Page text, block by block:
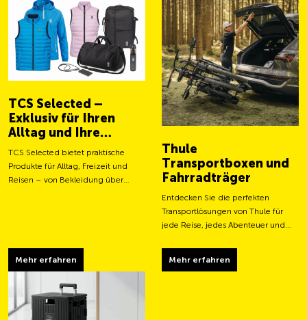
TCS Selected –
Exklusiv für Ihren
Alltag und Ihre
Abenteuer
TCS Selected bietet praktische
Produkte für Alltag, Freizeit und
Reisen – von Bekleidung über
Mehr erfahren
Thule
Transportboxen und
Fahrradträger
Entdecken Sie die perfekten
Transportlösungen von Thule für
jede Reise, jedes Abenteuer und
Mehr erfahren